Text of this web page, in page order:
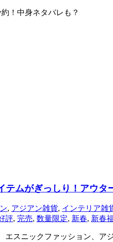
！中身ネタバレも？
ムがぎっしり！アウタ
, アジアン雑貨, インテリア雑
評, 完売, 数量限定, 新春, 新春
スニックファッション、ア